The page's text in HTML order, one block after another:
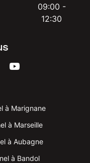
09:00 -
12:30
à Marignane
à Marseille
à Aubagne
à Bandol